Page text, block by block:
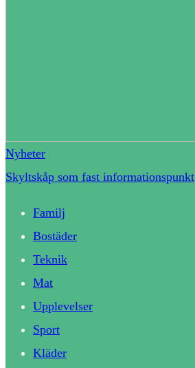
Nyheter
Skyltskåp som fast informationspunkt
Familj
Bostäder
Teknik
Mat
Upplevelser
Sport
Kläder